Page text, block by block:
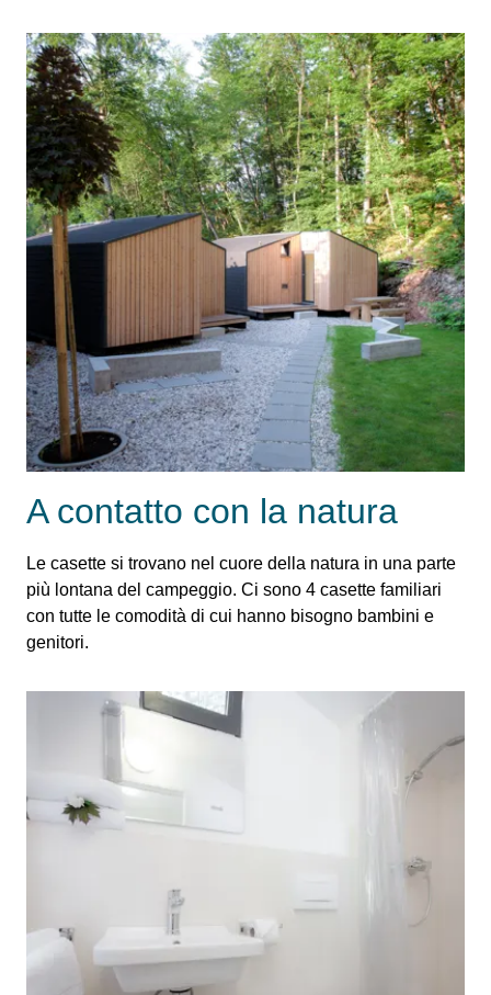
A contatto con la natura
Le casette si trovano nel cuore della natura in una parte
più lontana del campeggio. Ci sono 4 casette familiari
con tutte le comodità di cui hanno bisogno bambini e
genitori.